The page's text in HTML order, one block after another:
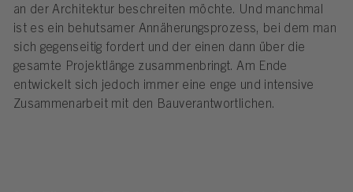
an der Architektur beschreiten möchte. Und manchmal
ist es ein behutsamer Annäherungsprozess, bei dem man
sich gegenseitig fordert und der einen dann über die
gesamte Projektlänge zusammenbringt. Am Ende
entwickelt sich jedoch immer eine enge und intensive
Zusammenarbeit mit den Bauverantwortlichen.